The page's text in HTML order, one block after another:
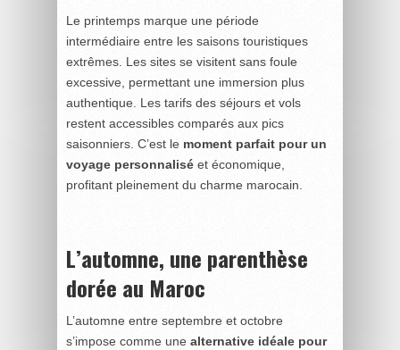
Le printemps marque une période
intermédiaire entre les saisons touristiques
extrêmes. Les sites se visitent sans foule
excessive, permettant une immersion plus
authentique. Les tarifs des séjours et vols
restent accessibles comparés aux pics
saisonniers. C’est le moment parfait pour un
voyage personnalisé et économique,
profitant pleinement du charme marocain.
L’automne, une parenthèse
dorée au Maroc
L’automne entre septembre et octobre
s’impose comme une alternative idéale pour